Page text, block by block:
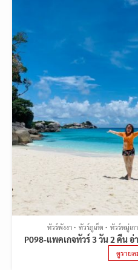
ทัวร์พังงา ทัวร์ภูเก็ต ทัวร์หมู่เก
P098-แพคเกจทัวร์ 3 วัน 2 คืน
ดูรายล